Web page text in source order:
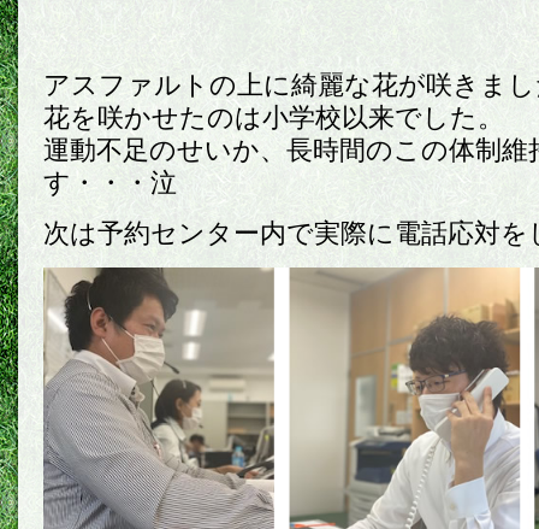
アスファルトの上に綺麗な花が咲きま
花を咲かせたのは小学校以来でした。
運動不足のせいか、長時間のこの体制
す・・・泣
次は予約センター内で実際に電話応対